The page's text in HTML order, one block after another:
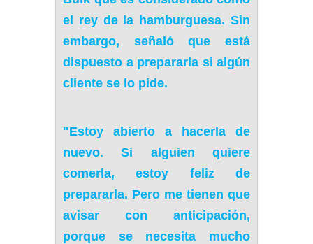
el rey de la hamburguesa. Sin
embargo, señaló que
está
dispuesto a prepararla si algún
cliente se lo pide.
"Estoy abierto a hacerla de
nuevo.
Si alguien quiere
comerla, estoy feliz de
prepararla. Pero me tienen que
avisar con anticipación,
porque se necesita mucho